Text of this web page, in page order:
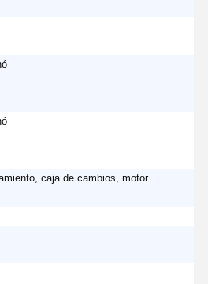
caja de cambios, motor